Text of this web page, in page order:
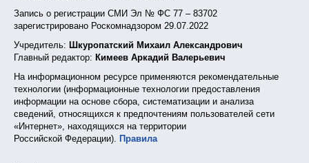
Запись о регистрации СМИ Эл № ФС 77 – 83702
зарегистрировано Роскомнадзором 29.07.2022
Учредитель: Шкуропатский Михаил Александрович
Главный редактор: Кимеев Аркадий Валерьевич
На информационном ресурсе применяются рекомендательные
технологии (информационные технологии предоставления
информации на основе сбора, систематизации и анализа
сведений, относящихся к предпочтениям пользователей сети
«Интернет», находящихся на территории
Российской Федерации). Правила